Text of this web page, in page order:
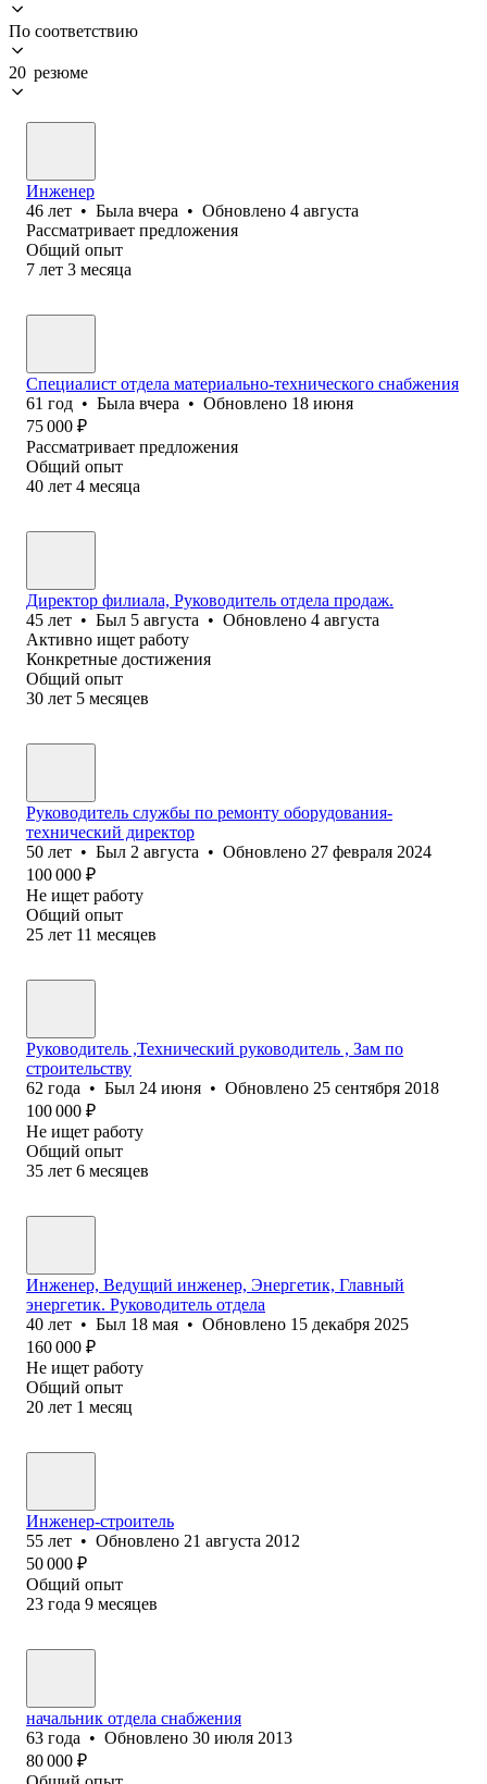
По соответствию
20 резюме
Инженер
46 лет • Была вчера • Обновлено 4 августа
Рассматривает предложения
Общий опыт
7 лет 3 месяца
Специалист отдела материально-технического снабжения
61 год • Была вчера • Обновлено 18 июня
75 000 ₽
Рассматривает предложения
Общий опыт
40 лет 4 месяца
Директор филиала, Руководитель отдела продаж.
45 лет • Был 5 августа • Обновлено 4 августа
Активно ищет работу
Конкретные достижения
Общий опыт
30 лет 5 месяцев
Руководитель службы по ремонту оборудования-
технический директор
50 лет • Был 2 августа • Обновлено 27 февраля 2024
100 000 ₽
Не ищет работу
Общий опыт
25 лет 11 месяцев
Руководитель ,Технический руководитель , Зам по
строительству
62 года • Был 24 июня • Обновлено 25 сентября 2018
100 000 ₽
Не ищет работу
Общий опыт
35 лет 6 месяцев
Инженер, Ведущий инженер, Энергетик, Главный
энергетик. Руководитель отдела
40 лет • Был 18 мая • Обновлено 15 декабря 2025
160 000 ₽
Не ищет работу
Общий опыт
20 лет 1 месяц
Инженер-строитель
55 лет • Обновлено 21 августа 2012
50 000 ₽
Общий опыт
23 года 9 месяцев
начальник отдела снабжения
63 года • Обновлено 30 июля 2013
80 000 ₽